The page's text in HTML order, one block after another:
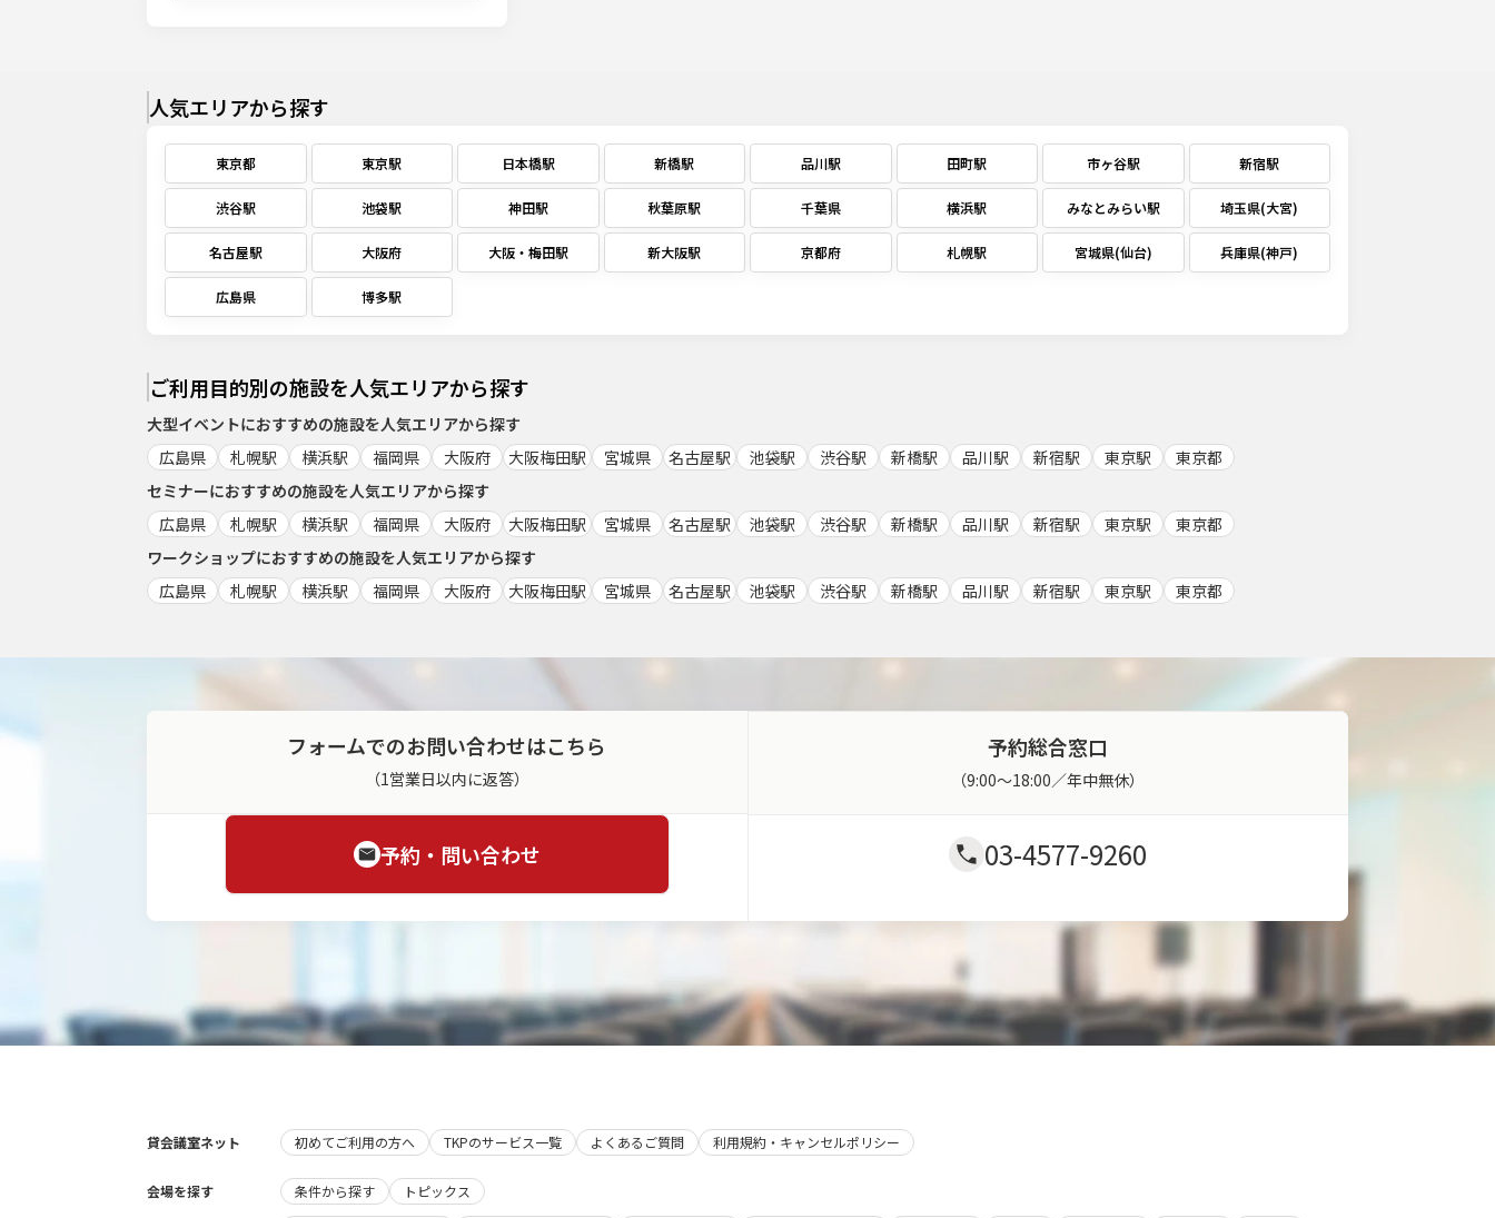
人気エリアから探す
東京都 東京駅 日本橋駅 新橋駅 品川駅 田町駅 市ヶ谷駅 新宿駅
渋谷駅 池袋駅 神田駅 秋葉原駅 千葉県 横浜駅 みなとみらい駅 埼玉県(大宮)
名古屋駅 大阪府 大阪・梅田駅 新大阪駅 京都府 札幌駅 宮城県(仙台) 兵庫県(神戸)
広島県 博多駅
ご利用目的別の施設を人気エリアから探す
大型イベントにおすすめの施設を人気エリアから探す
広島県
札幌駅 横浜駅 福岡県 大阪府 大阪梅田駅 宮城県 名古屋駅 池袋駅 渋谷駅 新橋駅 品川駅 新宿駅 東京駅
東京都
セミナーにおすすめの施設を人気エリアから探す
広島県
札幌駅 横浜駅 福岡県 大阪府 大阪梅田駅 宮城県 名古屋駅 池袋駅 渋谷駅 新橋駅 品川駅 新宿駅 東京駅
東京都
ワークショップにおすすめの施設を人気エリアから探す
広島県
札幌駅 横浜駅 福岡県 大阪府 大阪梅田駅 宮城県 名古屋駅 池袋駅 渋谷駅 新橋駅 品川駅 新宿駅 東京駅 東京都
フォームでのお問い合わせはこちら
（1営業日以内に返答）
予約・問い合わせ
予約総合窓口
（9:00～18:00／年中無休）
03-4577-9260
貸会議室ネット 初めてご利用の方へ TKPのサービス一覧 よくあるご質問 利用規約・キャンセルポリシー
会場を探す 条件から探す トピックス